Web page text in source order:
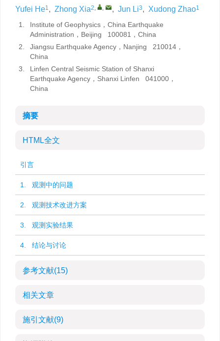
Yufei He1, Zhong Xia2, , , Jun Li3, Xudong Zhao1
1.
Institute of Geophysics，China Earthquake
Administration，Beijing 100081，China
2.
Jiangsu Earthquake Agency，Nanjing 210014，
China
3.
Linfen Central Seismic Station of Shanxi
Earthquake Agency，Shanxi Linfen 041000，
China
摘要
HTML全文
引言
1. 观测中的问题
2. 观测技术改进方案
3. 观测实验结果
4. 结论与讨论
参考文献(15)
相关文章
施引文献(9)